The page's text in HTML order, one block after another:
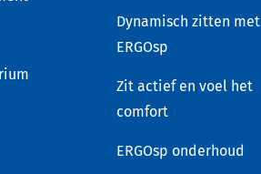
Dynamisch zitten met
ERGOsp
Zit actief en voel het
comfort
ERGOsp onderhoud